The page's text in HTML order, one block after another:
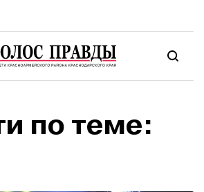
по теме: